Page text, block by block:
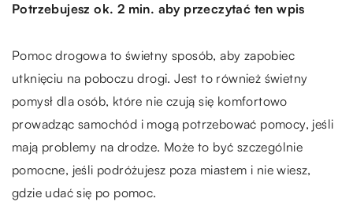
Potrzebujesz ok. 2 min. aby przeczytać ten wpis
Pomoc drogowa to świetny sposób, aby zapobiec
utknięciu na poboczu drogi. Jest to również świetny
pomysł dla osób, które nie czują się komfortowo
prowadząc samochód i mogą potrzebować pomocy, jeśli
mają problemy na drodze. Może to być szczególnie
pomocne, jeśli podróżujesz poza miastem i nie wiesz,
gdzie udać się po pomoc.